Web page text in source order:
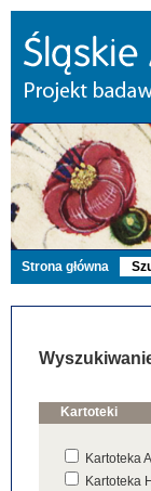
Strona główna
Kartoteki
Kartoteka
Kartoteka